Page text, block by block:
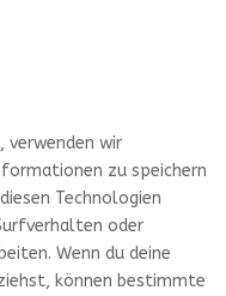
verwenden wir
zu speichern
Technologien
oder
Wenn du deine
können bestimmte